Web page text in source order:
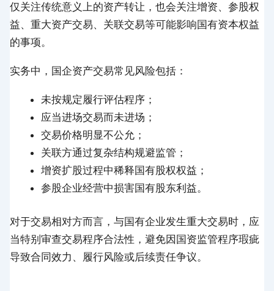
仅关注传统意义上的资产转让，也会关注增资、参股权
益、重大资产交易、关联交易等可能影响国有资本权益
的事项。
实务中，国企资产交易常见风险包括：
未按规定履行评估程序；
应当进场交易而未进场；
交易价格明显不公允；
关联方通过复杂结构规避监管；
增资扩股过程中稀释国有股权权益；
参股企业经营中损害国有股东利益。
对于交易相对方而言，与国有企业发生重大交易时，应
当特别审查交易程序合法性，避免因国资监管程序瑕疵
导致合同效力、履行风险或后续责任争议。